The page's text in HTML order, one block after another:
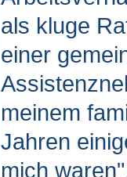
als kluge
einer
meinem
Jahren
mich